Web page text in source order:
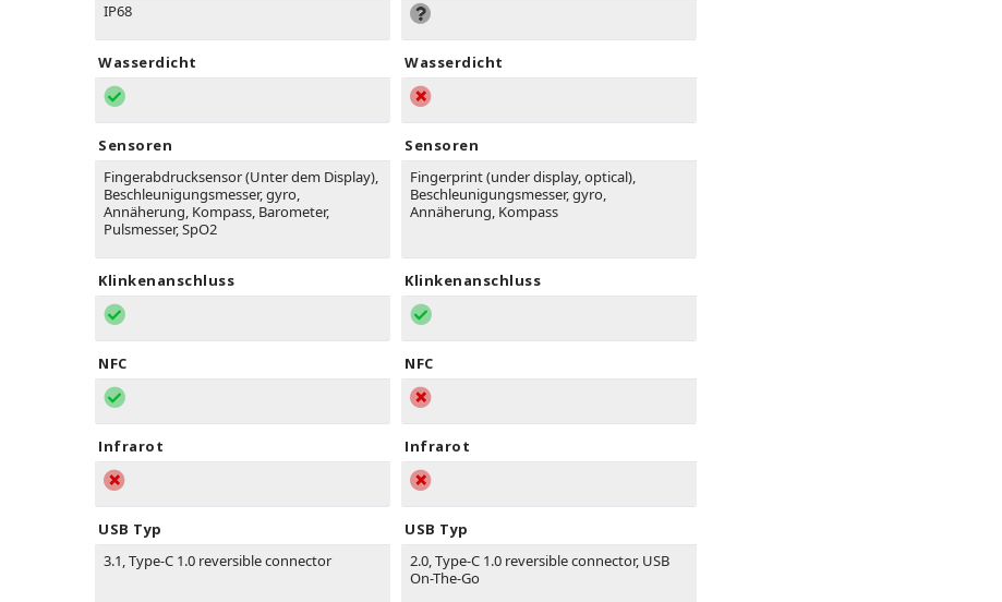
IP68
Wasserdicht
Sensoren
Fingerabdrucksensor (Unter dem Display),
Beschleunigungsmesser, gyro,
Annäherung, Kompass, Barometer,
Pulsmesser, SpO2
Klinkenanschluss
NFC
Infrarot
USB Typ
3.1, Type-C 1.0 reversible connector
Wasserdicht
Sensoren
Fingerprint (under display, optical),
Beschleunigungsmesser, gyro,
Annäherung, Kompass
Klinkenanschluss
NFC
Infrarot
USB Typ
2.0, Type-C 1.0 reversible connector, USB
On-The-Go